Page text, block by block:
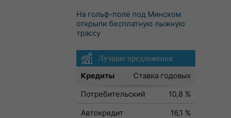
На гольф-поле под Минском
открыли бесплатную лыжную
трассу
Лучшие предложения
Кредиты
Ставка годовых
Потребительский
10,8 %
Автокредит
16,1 %